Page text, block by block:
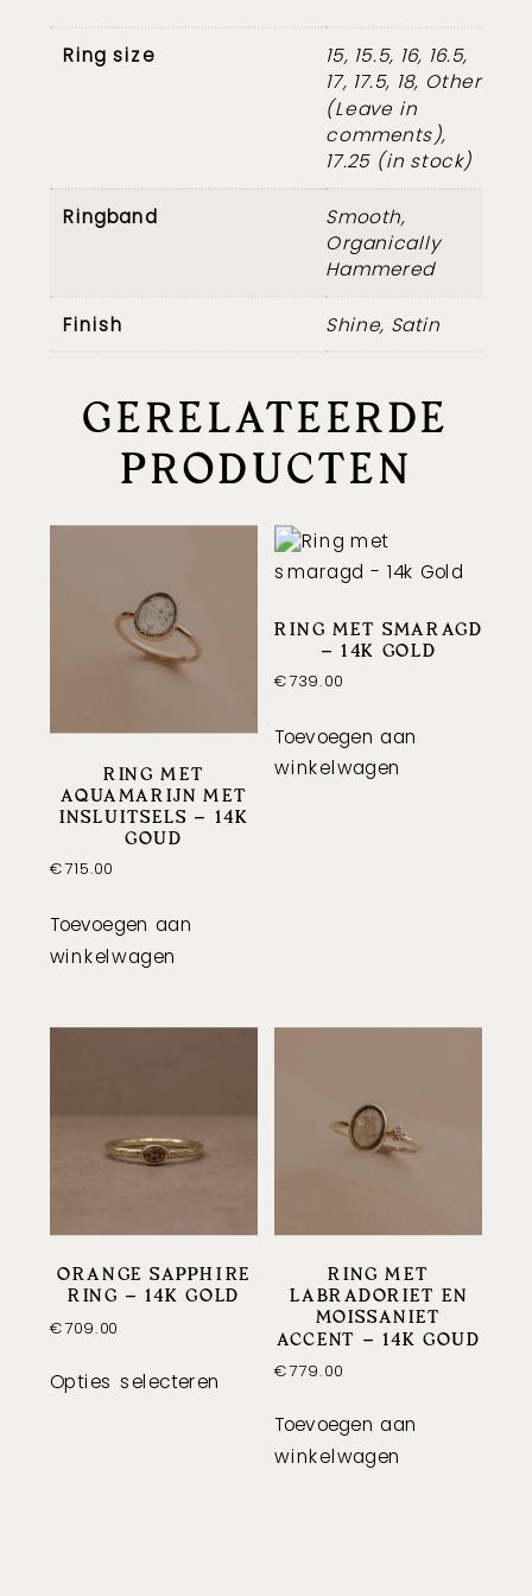
Ring size 15, 15.5, 16, 16.5,
17, 17.5, 18, Other
(Leave in
comments),
17.25 (in stock)
Ringband Smooth,
Organically
Hammered
Finish Shine, Satin
GERELATEERDE
PRODUCTEN
RING MET
AQUAMARIJN MET
INSLUITSELS – 14K
GOUD
€715.00
Toevoegen aan
winkelwagen
RING MET SMARAGD
– 14K GOLD
€739.00
Toevoegen aan
winkelwagen
ORANGE SAPPHIRE
RING – 14K GOLD
€709.00
Opties selecteren
meerdere
RING MET
LABRADORIET EN
MOISSANIET
ACCENT – 14K GOUD
€779.00
Toevoegen aan
winkelwagen